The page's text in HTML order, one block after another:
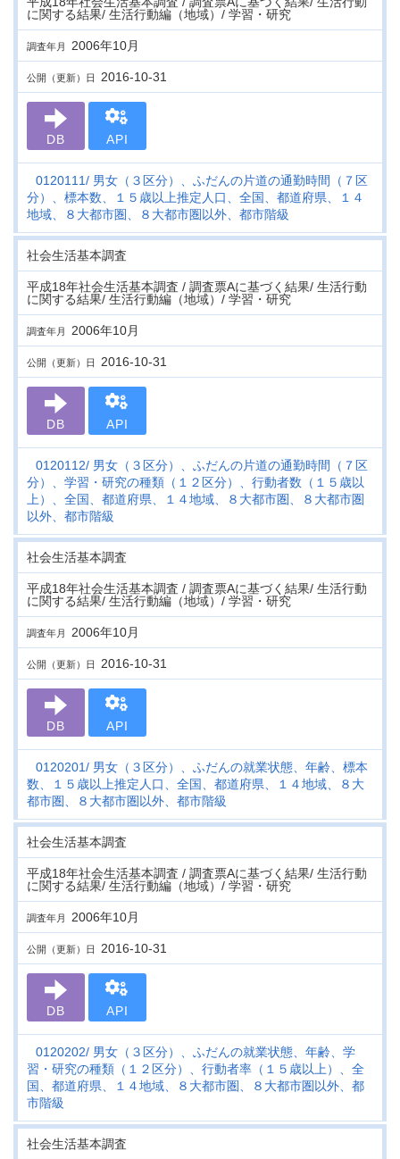
に関する結果/ 生活行動編（地域）/ 学習・研究
調査年月 2006年10月
公開（更新）日 2016-10-31
DB API
0120111 男女（３区分）、ふだんの片道の通勤時間（７区
分）、標本数、１５歳以上推定人口、全国、都道府県、１４
地域、８大都市圏、８大都市圏以外、都市階級
社会生活基本調査
平成18年社会生活基本調査 / 調査票Aに基づく結果/ 生活行動
に関する結果/ 生活行動編（地域）/ 学習・研究
調査年月 2006年10月
公開（更新）日 2016-10-31
DB API
0120112
男女（３区分）、ふだんの片道の通勤時間（７区
分）、学習・研究の種類（１２区分）、行動者数（１５歳以
上）、全国、都道府県、１４地域、８大都市圏、８大都市圏
以外、都市階級
社会生活基本調査
平成18年社会生活基本調査 / 調査票Aに基づく結果/ 生活行動
に関する結果/ 生活行動編（地域）/ 学習・研究
調査年月 2006年10月
公開（更新）日 2016-10-31
DB API
0120201 男女（３区分）、ふだんの就業状態、年齢、標本
数、１５歳以上推定人口、全国、都道府県、１４地域、８大
都市圏、８大都市圏以外、都市階級
社会生活基本調査
平成18年社会生活基本調査 / 調査票Aに基づく結果/ 生活行動
に関する結果/ 生活行動編（地域）/ 学習・研究
調査年月 2006年10月
公開（更新）日 2016-10-31
DB API
0120202
男女（３区分）、ふだんの就業状態、年齢、学
習・研究の種類（１２区分）、行動者率（１５歳以上）、全
国、都道府県、１４地域、８大都市圏、８大都市圏以外、都
市階級
社会生活基本調査